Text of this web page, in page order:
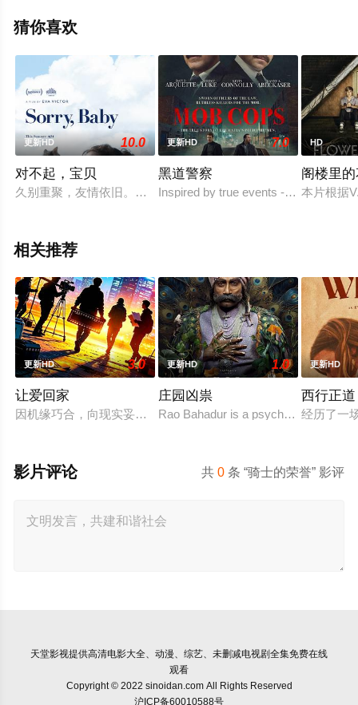
平台了解。
猜你喜欢
更新HD 10.0
对不起，宝贝
久别重聚，友情依旧。同窗好友大步向前，结婚、怀孕、诞儿
更新HD 7.0
黑道警察
Inspired by true events - Follows the
HD
阁楼里
本片根据
相关推荐
更新HD 3.0
让爱回家
因机缘巧合，向现实妥协的导演朱达仁萌生拍一部《河南人在
更新HD 1.0
庄园凶祟
Rao Bahadur is a psychological
更新HD
西行正道
经历了一
共0 条 “骑士的荣誉” 影评
影片评论
天堂影视提供高清电影大全、动漫、综艺、未删减电视剧全集免费在线
观看
Copyright © 2022 sinoidan.com All Rights Reserved
沪ICP备60010588号